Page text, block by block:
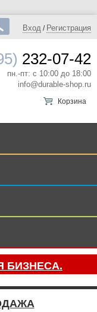
Вход / Регистрация
232-07-42
пн.-пт: с 10:00 до 18:00
info@durable-shop.ru
Корзина
БИЗНЕСА.